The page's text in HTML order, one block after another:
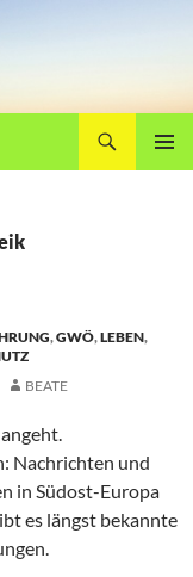
,GWÖ,LEBEN,
BEATE
Nachrichten und
in Südost-Europa
es längst bekannte